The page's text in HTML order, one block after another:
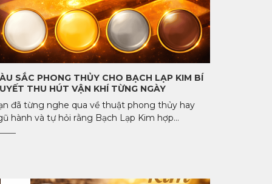
SẮC PHONG THỦY CHO BẠCH LẠP KIM BÍ
THU HÚT VẬN KHÍ TỪNG NGÀY
đã từng nghe qua về thuật phong thủy hay
hành và tự hỏi rằng Bạch Lạp Kim hợp...